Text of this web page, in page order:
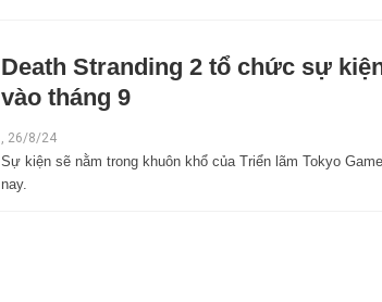
Death Stranding 2 tổ chức sự
vào tháng 9
, 26/8/24
Sự kiện sẽ nằm trong khuôn khổ của Triển lãm Tokyo
nay.